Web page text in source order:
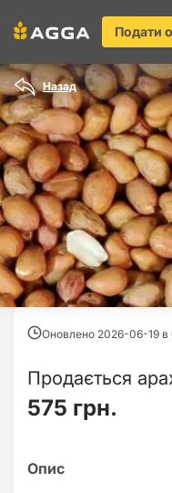
Подати
Назад
Оновлено 2026-06-19 в
Продається
575 грн.